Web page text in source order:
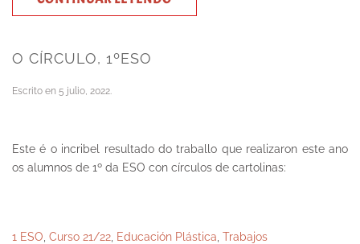
O CÍRCULO, 1ºESO
Escrito en 5 julio, 2022.
Este é o incribel resultado do traballo que realizaron este ano
os alumnos de 1º da ESO con círculos de cartolinas:
1 ESO Curso 21/22 Educación Plástica Trabajos